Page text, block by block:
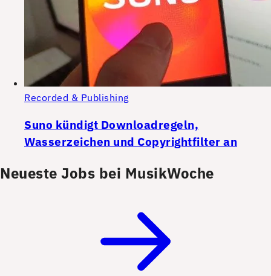
Recorded & Publishing
Suno kündigt Downloadregeln,
Wasserzeichen und Copyrightfilter an
Neueste Jobs bei MusikWoche